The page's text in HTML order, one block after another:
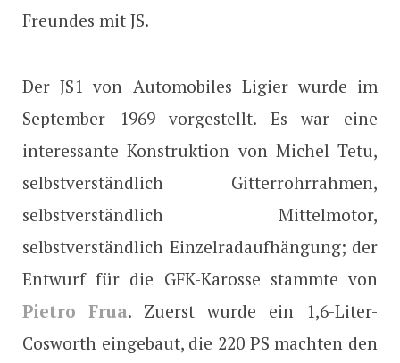
Freundes mit JS.
Der JS1 von Automobiles Ligier wurde im
September 1969 vorgestellt. Es war eine
interessante Konstruktion von Michel Tetu,
selbstverständlich Gitterrohrrahmen,
selbstverständlich Mittelmotor,
selbstverständlich Einzelradaufhängung; der
Entwurf für die GFK-Karosse stammte von
Pietro Frua. Zuerst wurde ein 1,6-Liter-
Cosworth eingebaut, die 220 PS machten den